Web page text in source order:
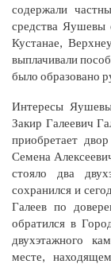
содержали
средства Яушевы
Кустанае,
выплачивали
было образовано
Интересы
Закир Галеевич
приобретает
Семена
стояло два
сохранился и
Галеев по
обратился в
двухэтажного
месте,